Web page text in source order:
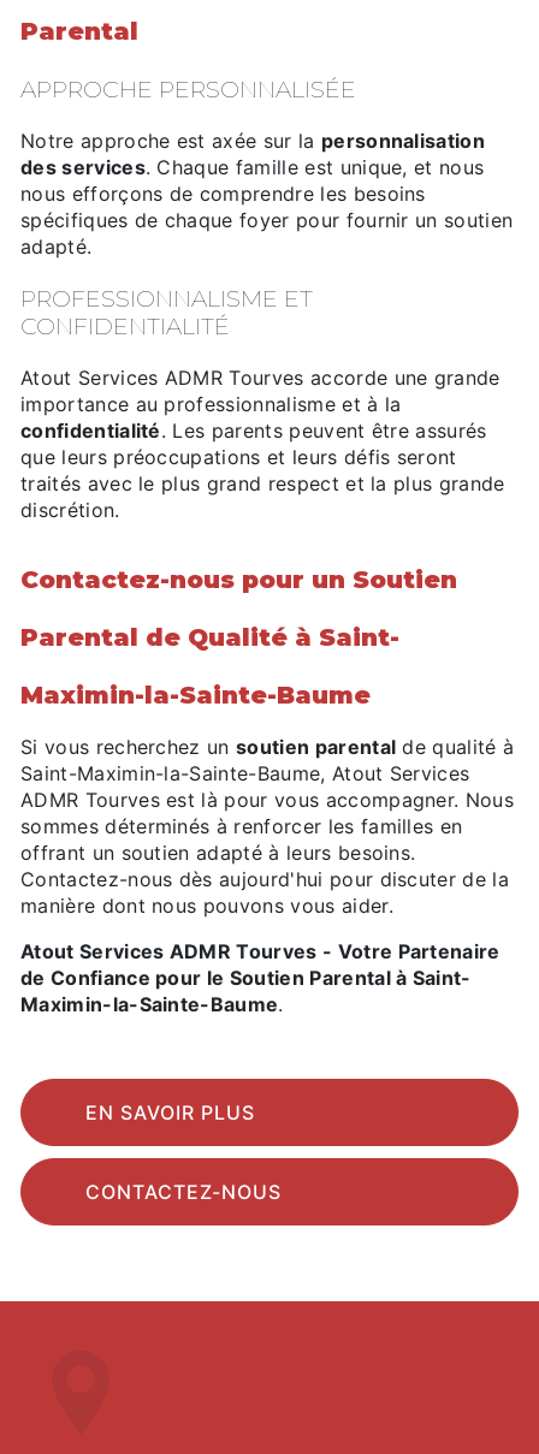
Parental
APPROCHE PERSONNALISÉE
Notre approche est axée sur la personnalisation
des services. Chaque famille est unique, et nous
nous efforçons de comprendre les besoins
spécifiques de chaque foyer pour fournir un soutien
adapté.
PROFESSIONNALISME ET
CONFIDENTIALITÉ
Atout Services ADMR Tourves accorde une grande
importance au professionnalisme et à la
confidentialité. Les parents peuvent être assurés
que leurs préoccupations et leurs défis seront
traités avec le plus grand respect et la plus grande
discrétion.
Contactez-nous pour un Soutien
Parental de Qualité à Saint-
Maximin-la-Sainte-Baume
Si vous recherchez unsoutien parental de qualité à
Saint-Maximin-la-Sainte-Baume, Atout Services
ADMR Tourves est là pour vous accompagner. Nous
sommes déterminés à renforcer les familles en
offrant un soutien adapté à leurs besoins.
Contactez-nous dès aujourd'hui pour discuter de la
manière dont nous pouvons vous aider.
Atout Services ADMR Tourves - Votre Partenaire
de Confiance pour le Soutien Parental à Saint-
Maximin-la-Sainte-Baume.
EN SAVOIR PLUS
CONTACTEZ-NOUS